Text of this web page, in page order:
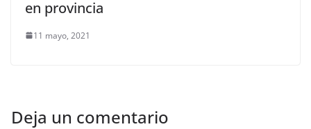
en provincia
11 mayo, 2021
Deja un comentario